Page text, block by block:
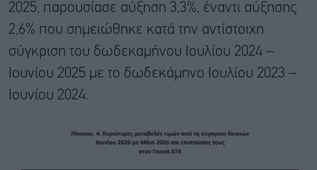
2025, παρουσίασε αύξηση 3,3%, έναντι αύξησης
2,6% που σημειώθηκε κατά την αντίστοιχη
σύγκριση του δωδεκαμήνου Ιουλίου 2024 –
Ιουνίου 2025 με το δωδεκάμηνο Ιουλίου 2023 –
Ιουνίου 2024.